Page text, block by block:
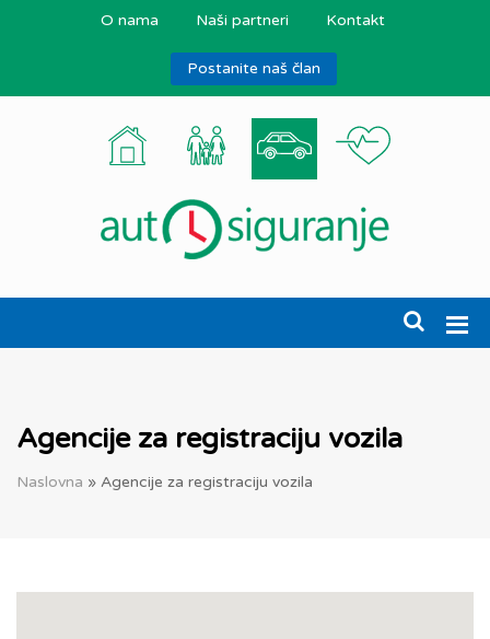
O nama Naši partneri Kontakt
Postanite naš član
Agencije za registraciju vozila
Naslovna » Agencije za registraciju vozila